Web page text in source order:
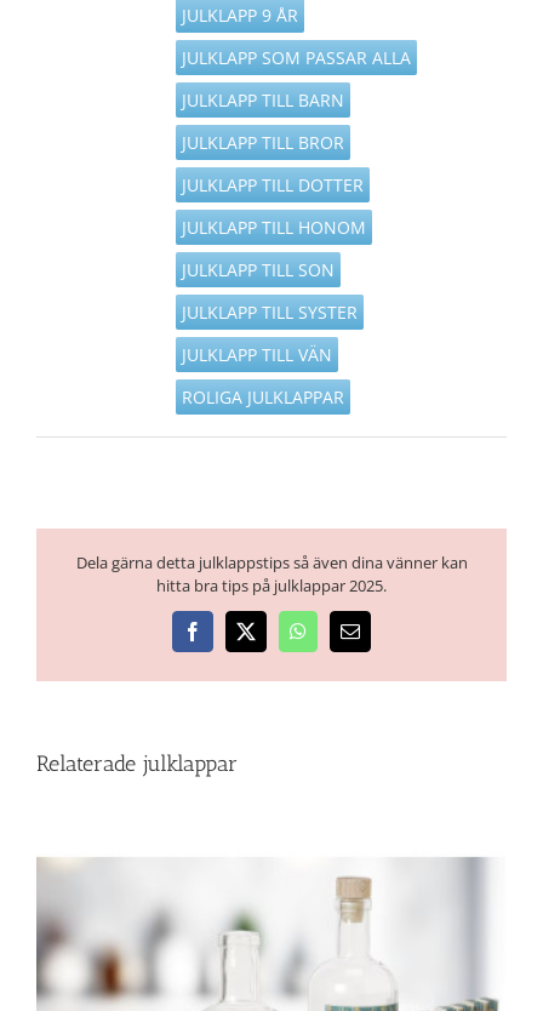
JULKLAPP 9 ÅR
JULKLAPP SOM PASSAR ALLA
JULKLAPP TILL BARN
JULKLAPP TILL BROR
JULKLAPP TILL DOTTER
JULKLAPP TILL HONOM
JULKLAPP TILL SON
JULKLAPP TILL SYSTER
JULKLAPP TILL VÄN
ROLIGA JULKLAPPAR
Dela gärna detta julklappstips så även dina vänner kan
hitta bra tips på julklappar 2025.
Facebook
X WhatsApp
E-
Relaterade julklappar